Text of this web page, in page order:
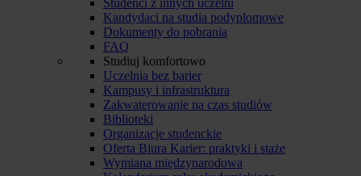
Studenci z innych uczelni
Kandydaci na studia podyplomowe
Dokumenty do pobrania
FAQ
Studiuj komfortowo
Uczelnia bez barier
Kampusy i infrastruktura
Zakwaterowanie na czas studiów
Biblioteki
Organizacje studenckie
Oferta Biura Karier: praktyki i staże
Wymiana międzynarodowa